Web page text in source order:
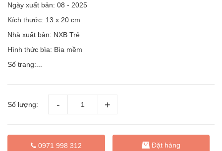
Ngày xuất bản: 08 - 2025
Kích thước: 13 x 20 cm
Nhà xuất bản: NXB Trẻ
Hình thức bìa: Bìa mềm
Số trang:...
Số lượng:
0971 998 312 Đặt hàng